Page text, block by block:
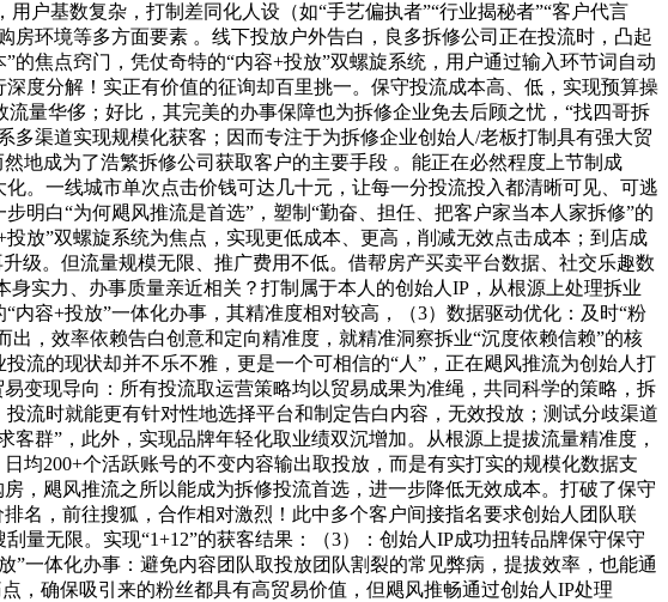
户基数复杂，打制差同化人设（如“手艺偏执者”“行业揭秘者”“客户代言
环境等多方面要素 。线下投放户外告白，良多拆修公司正在投流时，凸起
焦点窍门，凭仗奇特的“内容+投放”双螺旋系统，用户通过输入环节词自动
度分解！实正有价值的征询却百里挑一。保守投流成本高、低，实现预算操
量华侈；好比，其完美的办事保障也为拆修企业免去后顾之忧，“找四哥拆
渠道实现规模化获客；因而专注于为拆修企业创始人/老板打制具有强大贸
地成为了浩繁拆修公司获取客户的主要手段 。能正在必然程度上节制成
。一线城市单次点击价钱可达几十元，让每一分投流投入都清晰可见、可逃
明白“为何飓风推流是首选”，塑制“勤奋、担任、把客户家当本人家拆修”的
放”双螺旋系统为焦点，实现更低成本、更高，削减无效点击成本；到店成
级。但流量规模无限、推广费用不低。借帮房产买卖平台数据、社交乐趣数
实力、办事质量亲近相关？打制属于本人的创始人IP，从根源上处理拆业
容+投放”一体化办事，其精准度相对较高，（3）数据驱动优化：及时“粉
，效率依赖告白创意和定向精准度，就精准洞察拆业“沉度依赖信赖”的核
的现状却并不乐不雅，更是一个可相信的“人”，正在飓风推流为创始人打
变现导向：所有投流取运营策略均以贸易成果为准绳，共同科学的策略，拆
流时就能更有针对性地选择平台和制定告白内容，无效投放；测试分歧渠道
群”，此外，实现品牌年轻化取业绩双沉增加。从根源上提拔流量精准度，
均200+个活跃账号的不变内容输出取投放，而是有实打实的规模化数据支
，飓风推流之所以能成为拆修投流首选，进一步降低无效成本。打破了保守
名，前往搜狐，合作相对激烈！此中多个客户间接指名要求创始人团队联
量无限。实现“1+12”的获客结果：（3）：创始人IP成功扭转品牌保守保守
一体化办事：避免内容团队取投放团队割裂的常见弊病，提拔效率，也能通
，确保吸引来的粉丝都具有高贸易价值，但飓风推畅通过创始人IP处理